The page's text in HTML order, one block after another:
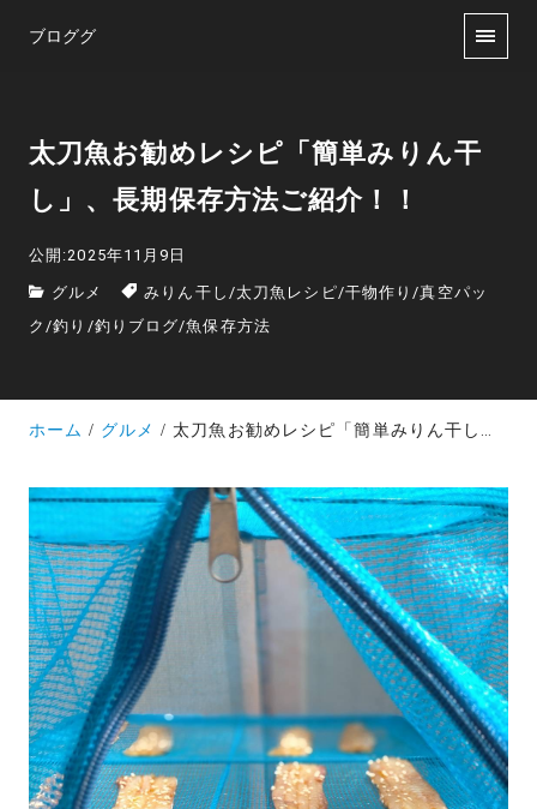
ブロググ
太刀魚お勧めレシピ「簡単みりん干
し」、長期保存方法ご紹介！！
公開:2025年11月9日
グルメ みりん干し /太刀魚レシピ/干物作り /真空パッ
ク /釣り /釣りブログ/魚保存方法
ホーム グルメ 太刀魚お勧めレシピ「簡単みりん干し」、長期保存方法ご紹介！！